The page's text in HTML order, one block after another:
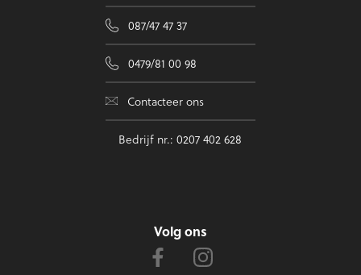
087/47 47 37
0479/81 00 98
Contacteer ons
Bedrijf nr.: 0207 402 628
Volg ons